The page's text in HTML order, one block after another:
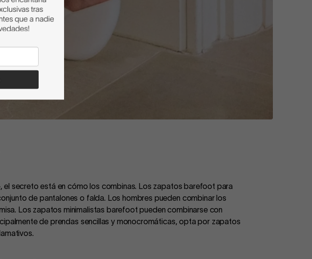
secreto está en cómo los combinas. Los zapatos barefoot para
de pantalones o falda. Los hombres pueden combinar los
Los zapatos minimalistas barefoot pueden combinarse con
de prendas sencillas y monocromáticas, opta por zapatos